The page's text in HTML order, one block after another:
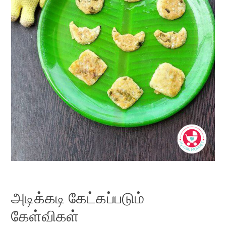
அடிக்கடி கேட்கப்படும்
கேள்விகள்